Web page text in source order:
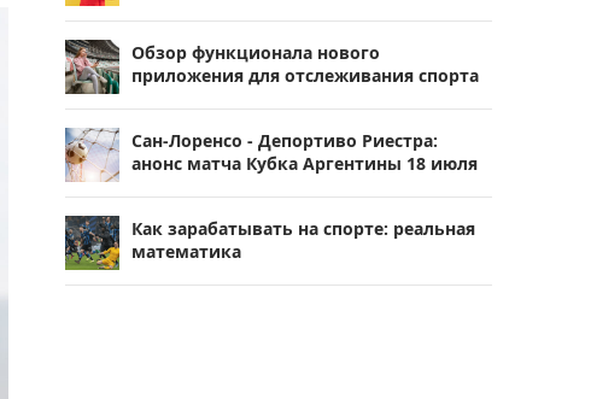
Обзор функционала нового
приложения для отслеживания спорта
Сан-Лоренсо - Депортиво Риестра:
анонс матча Кубка Аргентины 18 июля
Как зарабатывать на спорте: реальная
математика